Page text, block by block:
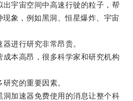
宇宙空间中高速行驶的粒子，帮
象，例如黑洞、恒星爆炸、宇宙
进行研究非常昂贵。
本高昂，很多科学家和研究机构
究的重要因素。
加速器免费使用的消息让整个科